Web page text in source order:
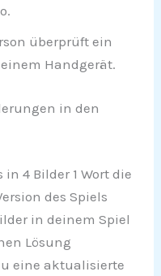
überprüft ein
Handgerät.
in den
4 Bilder 1 Wort die
des Spiels
in deinem Spiel
Lösung
eine aktualisierte